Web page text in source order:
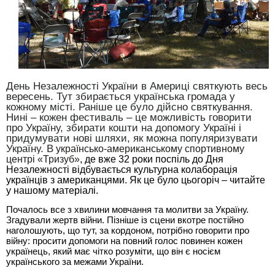
День Незалежності України в Америці святкують весь
вересень. Тут збирається українська громада у
кожному місті. Раніше це було дійсно святкування.
Нині – кожен фестиваль – це можливість говорити
про Україну, збирати кошти на допомогу Україні і
придумувати нові шляхи, як можна популяризувати
Україну. В українсько-американському спортивному
центрі «Тризуб», де вже 32 роки поспіль до Дня
Незалежності відбувається культурна колаборація
українців з американцями. Як це було цьогоріч – читайте
у нашому матеріалі.
Почалось все з хвилини мовчання та молитви за Україну.
Згадували жертв війни. Пізніше із сцени вкотре постійно
наголошують, що тут, за кордоном, потрібно говорити про
війну: просити допомоги на повний голос повинен кожен
українець, який має чітко розуміти, що він є носієм
українського за межами України.